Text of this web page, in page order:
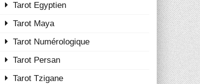
Tarot Egyptien
Tarot Maya
Tarot Numérologique
Tarot Persan
Tarot Tzigane